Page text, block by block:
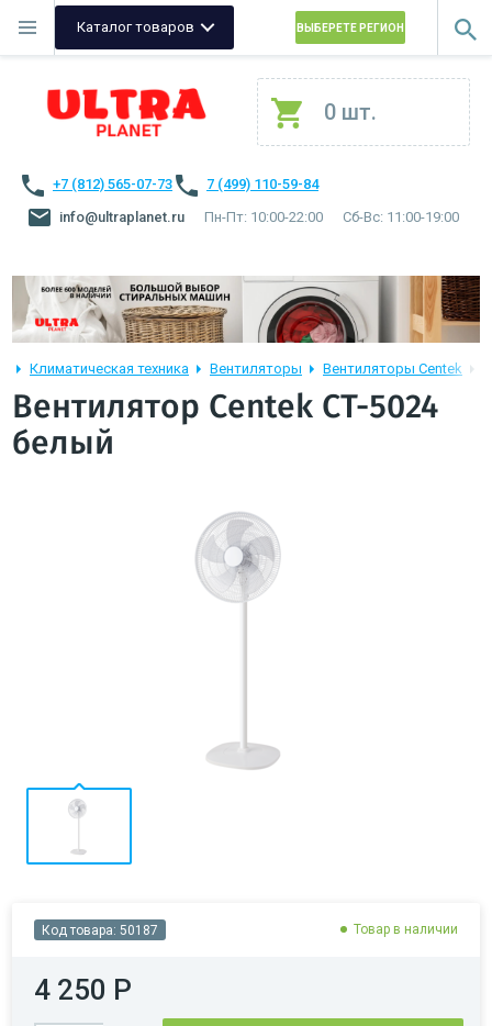
Каталог товаров ВЫБЕРЕТЕ РЕГИОН
0 шт.
+7 (812) 565-07-73
7 (499) 110-59-84
info@ultraplanet.ru
Пн-Пт: 10:00-22:00 Сб-Вс: 11:00-19:00
Климатическая техника Вентиляторы Вентиляторы Centek
Вентилятор Centek CT-5024
белый
Код товара: 50187 Товар в наличии
4 250 Р